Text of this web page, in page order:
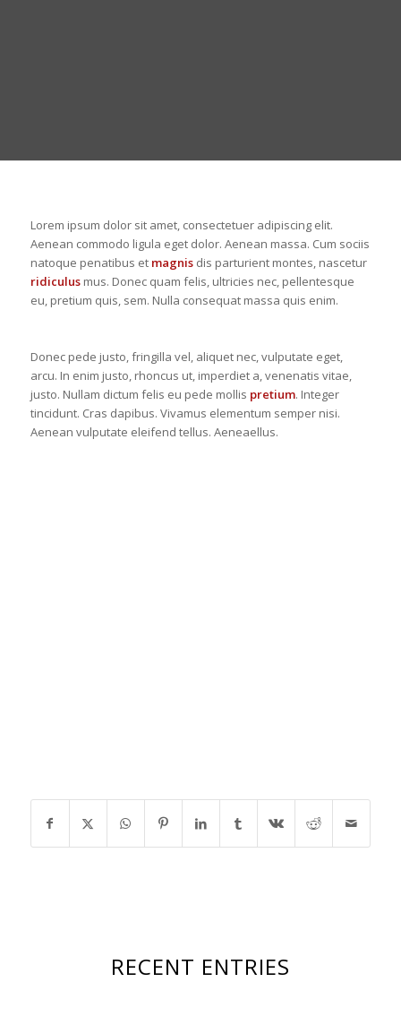
Lorem ipsum dolor sit amet, consectetuer adipiscing elit.
Aenean commodo ligula eget dolor. Aenean massa. Cum sociis
natoque penatibus et magnisdis parturient montes, nascetur
ridiculusmus. Donec quam felis, ultricies nec, pellentesque
eu, pretium quis, sem. Nulla consequat massa quis enim.
Donec pede justo, fringilla vel, aliquet nec, vulputate eget,
arcu. In enim justo, rhoncus ut, imperdiet a, venenatis vitae,
justo. Nullam dictum felis eu pede mollis pretium. Integer
tincidunt. Cras dapibus. Vivamus elementum semper nisi.
Aenean vulputate eleifend tellus. Aeneaellus.
RECENT ENTRIES